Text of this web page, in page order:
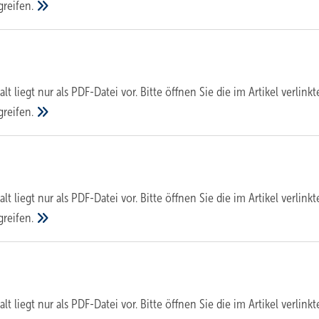
liegt nur als PDF-Datei vor. Bitte öffnen Sie die im Artikel
liegt nur als PDF-Datei vor. Bitte öffnen Sie die im Artikel
liegt nur als PDF-Datei vor. Bitte öffnen Sie die im Artikel